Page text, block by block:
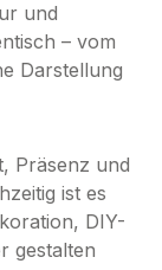
und
– vom
Darstellung
Präsenz und
ist es
DIY-
gestalten